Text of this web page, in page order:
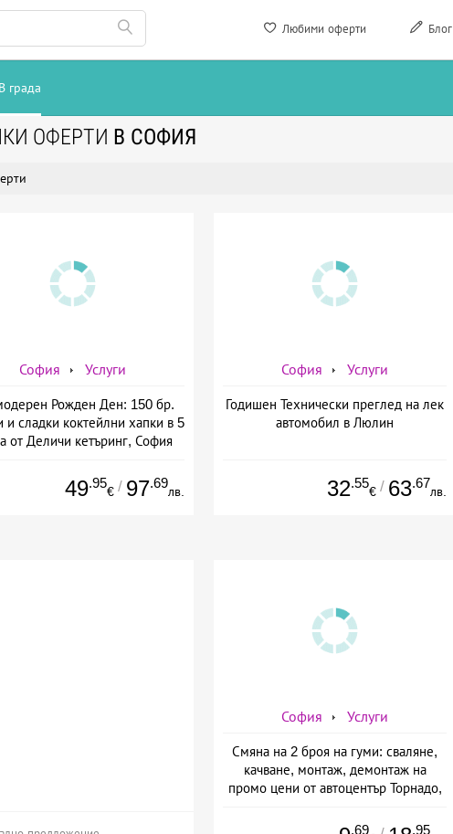
Любими оферти Блог
В града
ОФЕРТИ В СОФИЯ
София Услуги
Рожден Ден: 150 бр.
и сладки коктейлни хапки в 5
от Деличи кетъринг, София
49.95
€ / 97.69
лв.
София Услуги
Годишен Технически преглед на лек
автомобил в Люлин
32.55
€ / 63.67
лв.
София Услуги
Смяна на 2 броя на гуми: сваляне,
качване, монтаж, демонтаж на
промо цени от автоцентър Торнадо,
.69 .95